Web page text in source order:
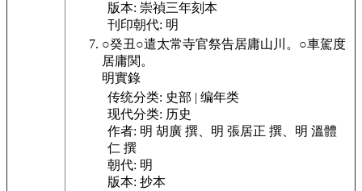
版本: 崇禎三年刻本
刊印朝代: 明
○癸丑 ○遣太常寺官祭告居庸山川。 ○車駕度
居庸関。
明實錄
传统分类: 史部 | 编年类
现代分类: 历史
作者: 明 胡廣 撰、明 張居正 撰、明 溫體
仁 撰
朝代: 明
版本: 抄本